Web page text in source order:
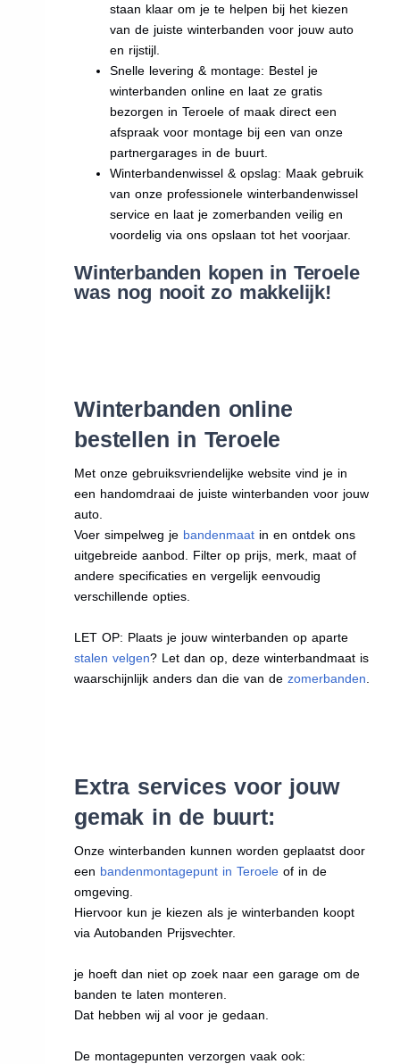
staan klaar om je te helpen bij het kiezen
van de juiste winterbanden voor jouw auto
en rijstijl.
Snelle levering & montage: Bestel je
winterbanden online en laat ze gratis
bezorgen in Teroele of maak direct een
afspraak voor montage bij een van onze
partnergarages in de buurt.
Winterbandenwissel & opslag: Maak gebruik
van onze professionele winterbandenwissel
service en laat je zomerbanden veilig en
voordelig via ons opslaan tot het voorjaar.
Winterbanden kopen in Teroele
was nog nooit zo makkelijk!
Winterbanden online
bestellen in Teroele
Met onze gebruiksvriendelijke website vind je in
een handomdraai de juiste winterbanden voor jouw
auto.
Voer simpelweg je bandenmaat in en ontdek ons
uitgebreide aanbod. Filter op prijs, merk, maat of
andere specificaties en vergelijk eenvoudig
verschillende opties.
LET OP: Plaats je jouw winterbanden op aparte
stalen velgen? Let dan op, deze winterbandmaat is
waarschijnlijk anders dan die van dezomerbanden
Extra services voor jouw
gemak in de buurt:
Onze winterbanden kunnen worden geplaatst door
een bandenmontagepunt in Teroele of in de
omgeving.
Hiervoor kun je kiezen als je winterbanden koopt
via Autobanden Prijsvechter.
je hoeft dan niet op zoek naar een garage om de
banden te laten monteren.
Dat hebben wij al voor je gedaan.
De montagepunten verzorgen vaak ook: